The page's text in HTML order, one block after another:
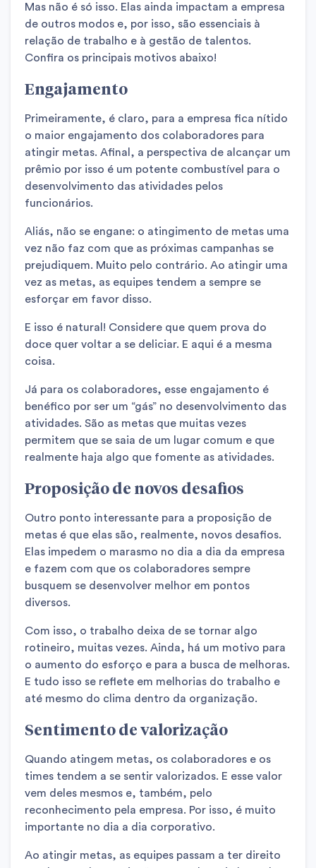
Mas não é só isso. Elas ainda impactam a empresa
de outros modos e, por isso, são essenciais à
relação de trabalho e à gestão de talentos.
Confira os principais motivos abaixo!
Engajamento
Primeiramente, é claro, para a empresa fica nítido
o maior engajamento dos colaboradores para
atingir metas. Afinal, a perspectiva de alcançar um
prêmio por isso é um potente combustível para o
desenvolvimento das atividades pelos
funcionários.
Aliás, não se engane: o atingimento de metas uma
vez não faz com que as próximas campanhas se
prejudiquem. Muito pelo contrário. Ao atingir uma
vez as metas, as equipes tendem a sempre se
esforçar em favor disso.
E isso é natural! Considere que quem prova do
doce quer voltar a se deliciar. E aqui é a mesma
coisa.
Já para os colaboradores, esse engajamento é
benéfico por ser um “gás” no desenvolvimento das
atividades. São as metas que muitas vezes
permitem que se saia de um lugar comum e que
realmente haja algo que fomente as atividades.
Proposição de novos desafios
Outro ponto interessante para a proposição de
metas é que elas são, realmente, novos desafios.
Elas impedem o marasmo no dia a dia da empresa
e fazem com que os colaboradores sempre
busquem se desenvolver melhor em pontos
diversos.
Com isso, o trabalho deixa de se tornar algo
rotineiro, muitas vezes. Ainda, há um motivo para
o aumento do esforço e para a busca de melhoras.
E tudo isso se reflete em melhorias do trabalho e
até mesmo do clima dentro da organização.
Sentimento de valorização
Quando atingem metas, os colaboradores e os
times tendem a se sentir valorizados. E esse valor
vem deles mesmos e, também, pelo
reconhecimento pela empresa. Por isso, é muito
importante no dia a dia corporativo.
Ao atingir metas, as equipes passam a ter direito